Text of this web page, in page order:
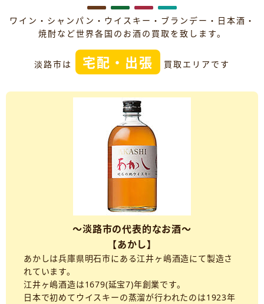
ワイン・シャンパン・ウイスキー・ブランデー・日本酒・
焼酎など世界各国のお酒の買取を致します。
淡路市は 宅配・出張 買取エリアです
～淡路市の代表的なお酒～
【あかし】
あかしは兵庫県明石市にある江井ヶ嶋酒造にて製造さ
れています。
江井ヶ嶋酒造は1679(延宝7)年創業です。
日本で初めてウイスキーの蒸溜が行われたのは1923年